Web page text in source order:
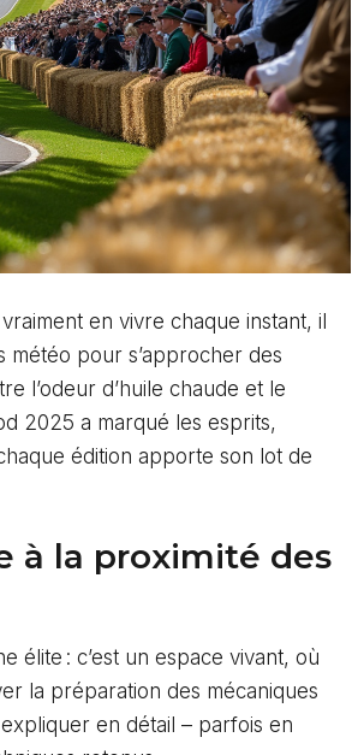
en vivre chaque instant, il
pour s’approcher des
l’odeur d’huile chaude et le
2025 a marqué les esprits,
édition apporte son lot de
à la proximité des
élite : c’est un espace vivant, où
la préparation des mécaniques
en détail – parfois en